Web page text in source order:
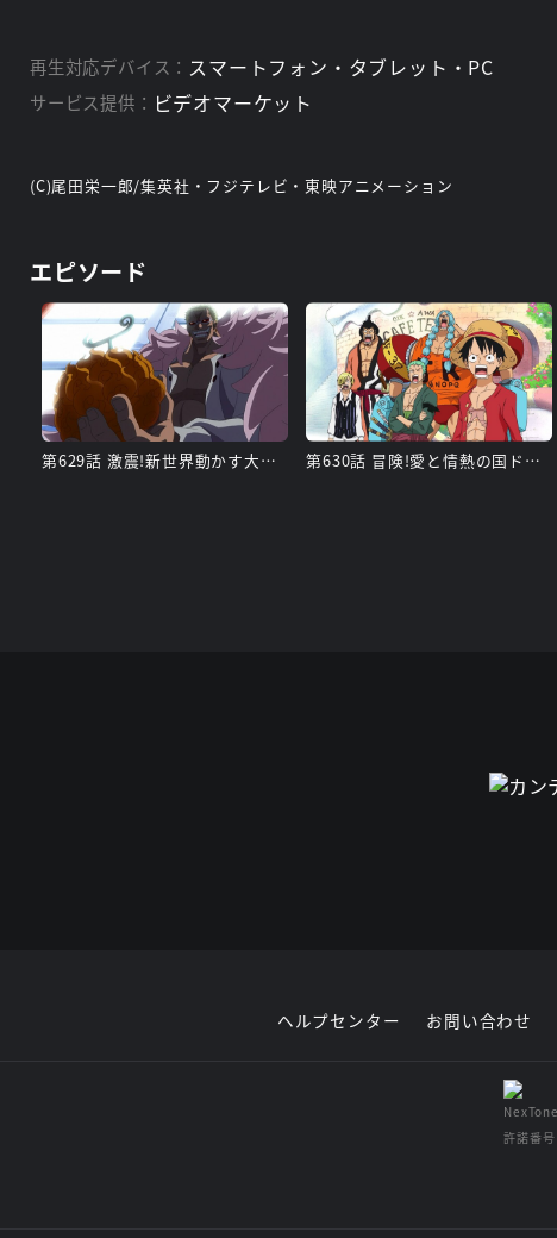
再生対応デバイス： スマートフォン・タブレット・PC
サービス提供： ビデオマーケット
(C)尾田栄一郎/集英社・フジテレビ・東映アニメーション
エピソード
第629話 激震!新世界動かす大ニュース 第630話 冒険!愛と情熱の国ドレスローザ
ヘルプセンター お問い合わせ